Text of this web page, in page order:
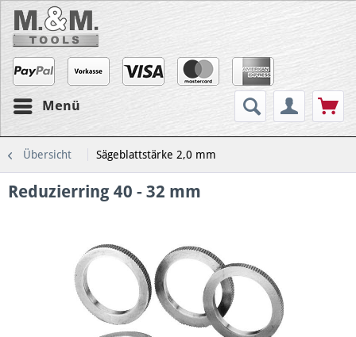
Menü
Übersicht Sägeblattstärke 2,0 mm
Reduzierring 40 - 32 mm